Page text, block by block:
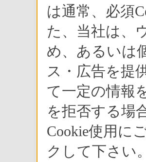
は通常、必須
た、当社は、
め、あるいは
ス・広告を提
て一定の情報
を拒否する場
Cookie使用に
クして下さい